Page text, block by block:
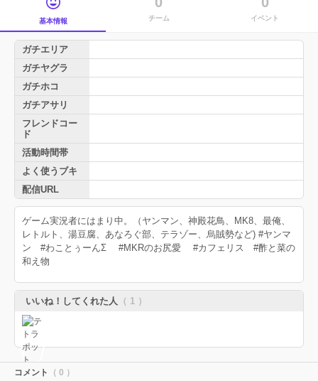
基本情報 チーム イベント
ガチエリア
ガチヤグラ
ガチホコ
ガチアサリ
フレンドコー
ド
活動時間帯
よく使うブキ
配信URL
ゲーム実況者にはまり中。（ヤンマン、神殿花鳥、MK8、最俺、
レトルト、湯豆腐、あなろぐ部、テラゾー、烏賊勢など) #ヤンマ
ン #わことぅーんΣ #MKRのお尻愛 #カフェリス #酢と菜の
和え物
いいね！してくれた人 （ 1 ）
コメント （ 0 ）